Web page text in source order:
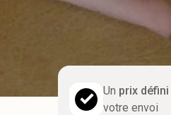
Un prix défini
votre envoi